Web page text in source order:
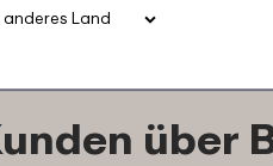
über